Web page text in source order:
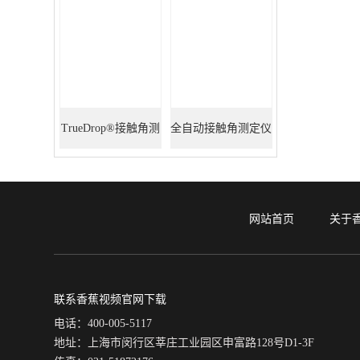
TrueDrop®接触角测 全自动接触角测定仪
网站首页 关于
联系香蕉视频官网下载
电话：400-005-5117
地址：上海市闵行区莘庄工业园区申富路128号D1-3F